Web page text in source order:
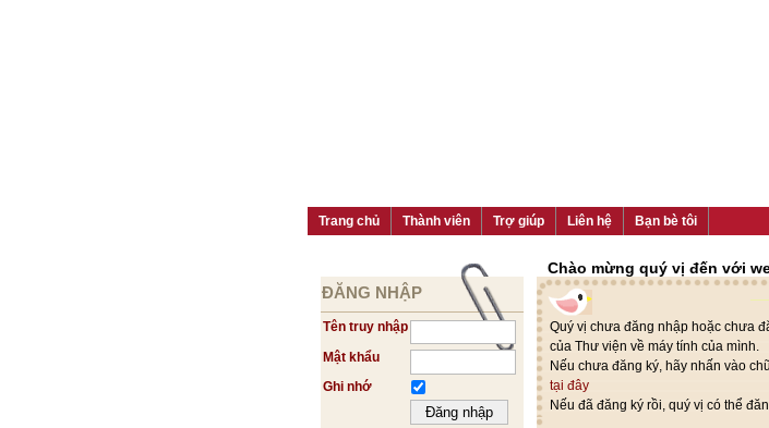
Trang chủ Thành viên Trợ giúp Liên hệ Bạn bè tôi
ĐĂNG NHẬP
Tên truy nhập
Mật khẩu
Ghi nhớ
Chào mừng quý vị đến với
Quý vị chưa đăng nhập hoặc chưa
của Thư viện về máy tính của mình.
Nếu chưa đăng ký, hãy nhấn vào
tại đây
Nếu đã đăng ký rồi, quý vị có thể